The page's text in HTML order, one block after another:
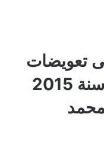
تعويضات
مالية شهرية منذ تعيينه سنة 2015